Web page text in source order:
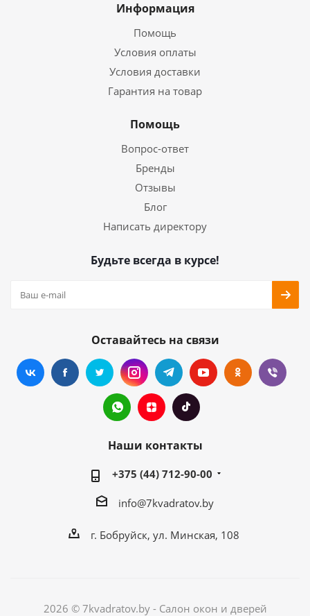
Информация
Помощь
Условия оплаты
Условия доставки
Гарантия на товар
Помощь
Вопрос-ответ
Бренды
Отзывы
Блог
Написать директору
Будьте всегда в курсе!
Оставайтесь на связи
Наши контакты
+375 (44) 712-90-00
info@7kvadratov.by
г. Бобруйск, ул. Минская, 108
2026 © 7kvadratov.by - Салон окон и дверей